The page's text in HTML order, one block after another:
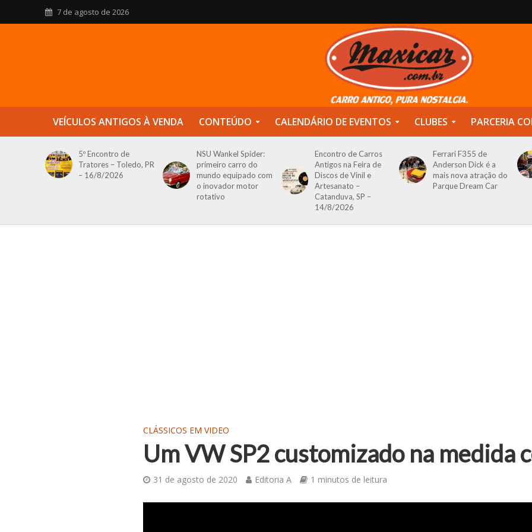
7 de agosto de 2026
VEÍCULOS ANTIGOS À VENDA CONTEÚDO CALENDÁRIO DE EVENTOS CLUBES PARCERIA
5º Encontro de
Tratores – Toledo, PR
– 16/8/2026
NSU Wankel Spider:
primeiro carro do
mundo equipado com
o inovador motor
rotativo
Encontro de Carros
Antigos na Feira de
Discos de Vinil e
Artesanato –
Catanduva, SP –
14/8/2026
Ferrari F355 de
Anderson Dick é a
mais nova atração do
Parque Dream Car
CLÁSSICOS EM VIDEO
Um VW SP2 customizado na medida
31 de agosto de 2020 Editoria A 1 minutos de leitura